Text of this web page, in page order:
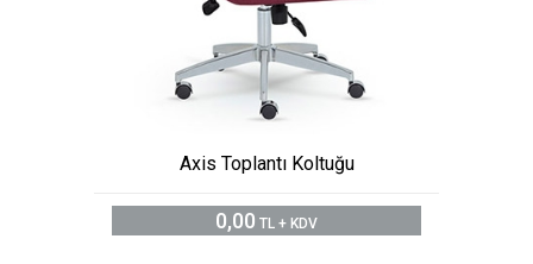
Axis Toplantı Koltuğu
0,00 TL + KDV